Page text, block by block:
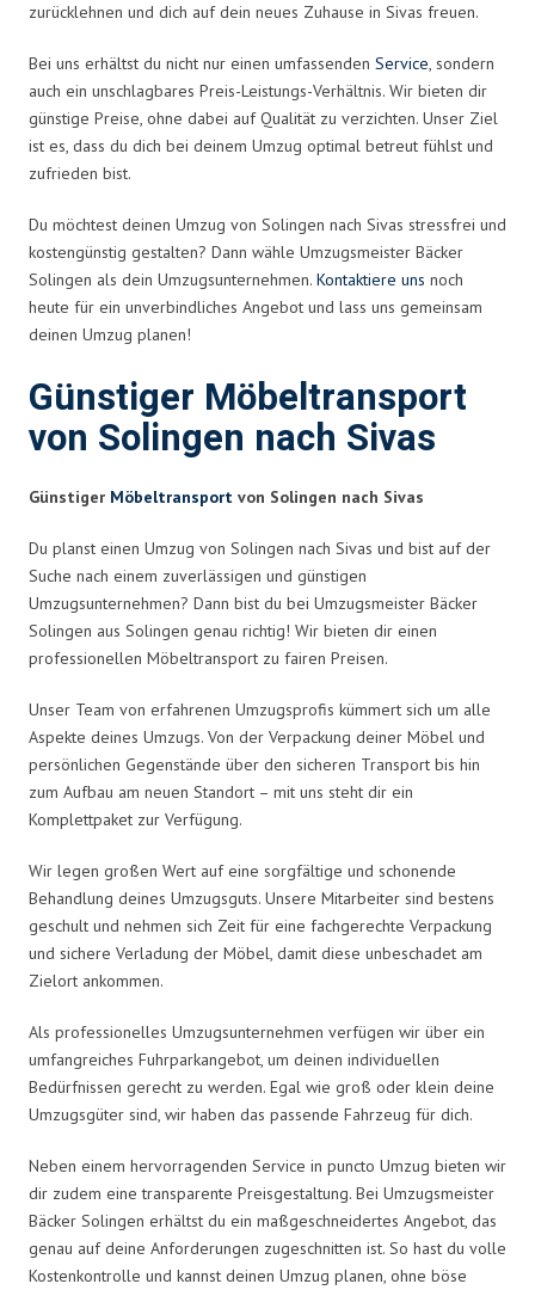
zurücklehnen und dich auf dein neues Zuhause in Sivas freuen.
Bei uns erhältst du nicht nur einen umfassenden Service, sondern
auch ein unschlagbares Preis-Leistungs-Verhältnis. Wir bieten dir
günstige Preise, ohne dabei auf Qualität zu verzichten. Unser Ziel
ist es, dass du dich bei deinem Umzug optimal betreut fühlst und
zufrieden bist.
Du möchtest deinen Umzug von Solingen nach Sivas stressfrei und
kostengünstig gestalten? Dann wähle Umzugsmeister Bäcker
Solingen als dein Umzugsunternehmen. Kontaktiere uns noch
heute für ein unverbindliches Angebot und lass uns gemeinsam
deinen Umzug planen!
Günstiger Möbeltransport
von Solingen nach Sivas
Günstiger Möbeltransport von Solingen nach Sivas
Du planst einen Umzug von Solingen nach Sivas und bist auf der
Suche nach einem zuverlässigen und günstigen
Umzugsunternehmen? Dann bist du bei Umzugsmeister Bäcker
Solingen aus Solingen genau richtig! Wir bieten dir einen
professionellen Möbeltransport zu fairen Preisen.
Unser Team von erfahrenen Umzugsprofis kümmert sich um alle
Aspekte deines Umzugs. Von der Verpackung deiner Möbel und
persönlichen Gegenstände über den sicheren Transport bis hin
zum Aufbau am neuen Standort – mit uns steht dir ein
Komplettpaket zur Verfügung.
Wir legen großen Wert auf eine sorgfältige und schonende
Behandlung deines Umzugsguts. Unsere Mitarbeiter sind bestens
geschult und nehmen sich Zeit für eine fachgerechte Verpackung
und sichere Verladung der Möbel, damit diese unbeschadet am
Zielort ankommen.
Als professionelles Umzugsunternehmen verfügen wir über ein
umfangreiches Fuhrparkangebot, um deinen individuellen
Bedürfnissen gerecht zu werden. Egal wie groß oder klein deine
Umzugsgüter sind, wir haben das passende Fahrzeug für dich.
Neben einem hervorragenden Service in puncto Umzug bieten wir
dir zudem eine transparente Preisgestaltung. Bei Umzugsmeister
Bäcker Solingen erhältst du ein maßgeschneidertes Angebot, das
genau auf deine Anforderungen zugeschnitten ist. So hast du volle
Kostenkontrolle und kannst deinen Umzug planen, ohne böse